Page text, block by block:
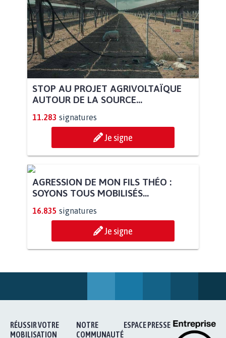
STOP AU PROJET AGRIVOLTAÏQUE
AUTOUR DE LA SOURCE...
11.283 signatures
Je signe
AGRESSION DE MON FILS THÉO :
Je signe